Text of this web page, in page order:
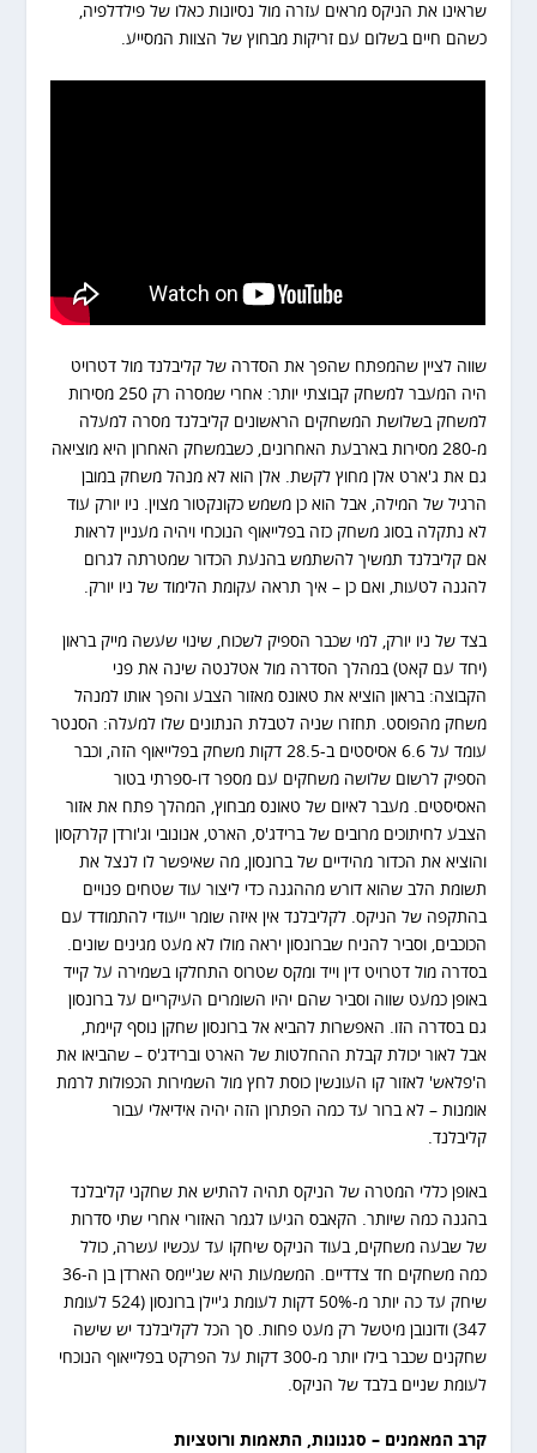
שראינו את הניקס מראים עזרה מול נסיונות כאלו של פילדלפיה,
כשהם חיים בשלום עם זריקות מבחוץ של הצוות המסייע.
שווה לציין שהמפתח שהפך את הסדרה של קליבלנד מול דטרויט
היה המעבר למשחק קבוצתי יותר: אחרי שמסרה רק 250 מסירות
למשחק בשלושת המשחקים הראשונים קליבלנד מסרה למעלה
מ-280 מסירות בארבעת האחרונים, כשבמשחק האחרון היא מוציאה
גם את ג'ארט אלן מחוץ לקשת. אלן הוא לא מנהל משחק במובן
הרגיל של המילה, אבל הוא כן משמש כקונקטור מצוין. ניו יורק עוד
לא נתקלה בסוג משחק כזה בפלייאוף הנוכחי ויהיה מעניין לראות
אם קליבלנד תמשיך להשתמש בהנעת הכדור שמטרתה לגרום
להגנה לטעות, ואם כן – איך תראה עקומת הלימוד של ניו יורק.
בצד של ניו יורק, למי שכבר הספיק לשכוח, שינוי שעשה מייק בראון
(יחד עם קאט) במהלך הסדרה מול אטלנטה שינה את פני
הקבוצה: בראון הוציא את טאונס מאזור הצבע והפך אותו למנהל
משחק מהפוסט. תחזרו שניה לטבלת הנתונים שלו למעלה: הסנטר
עומד על 6.6 אסיסטים ב-28.5 דקות משחק בפלייאוף הזה, וכבר
הספיק לרשום שלושה משחקים עם מספר דו-ספרתי בטור
האסיסטים. מעבר לאיום של טאונס מבחוץ, המהלך פתח את אזור
הצבע לחיתוכים מרובים של ברידג'ס, הארט, אנונובי וג'ורדן קלרקסון
והוציא את הכדור מהידיים של ברונסון, מה שאיפשר לו לנצל את
תשומת הלב שהוא דורש מההגנה כדי ליצור עוד שטחים פנויים
בהתקפה של הניקס. לקליבלנד אין איזה שומר ייעודי להתמודד עם
הכוכבים, וסביר להניח שברונסון יראה מולו לא מעט מגינים שונים.
בסדרה מול דטרויט דין וייד ומקס שטרוס התחלקו בשמירה על קייד
באופן כמעט שווה וסביר שהם יהיו השומרים העיקריים על ברונסון
גם בסדרה הזו. האפשרות להביא אל ברונסון שחקן נוסף קיימת,
אבל לאור יכולת קבלת ההחלטות של הארט וברידג'ס – שהביאו את
ה'פלאש' לאזור קו העונשין כוסת לחץ מול השמירות הכפולות לרמת
אומנות – לא ברור עד כמה הפתרון הזה יהיה אידיאלי עבור
קליבלנד.
באופן כללי המטרה של הניקס תהיה להתיש את שחקני קליבלנד
בהגנה כמה שיותר. הקאבס הגיעו לגמר האזורי אחרי שתי סדרות
של שבעה משחקים, בעוד הניקס שיחקו עד עכשיו עשרה, כולל
כמה משחקים חד צדדיים. המשמעות היא שג'יימס הארדן בן ה-36
שיחק עד כה יותר מ-50% דקות לעומת ג'יילן ברונסון (524 לעומת
347) ודונובן מיטשל רק מעט פחות. סך הכל לקליבלנד יש שישה
שחקנים שכבר בילו יותר מ-300 דקות על הפרקט בפלייאוף הנוכחי
לעומת שניים בלבד של הניקס.
קרב המאמנים – סגנונות, התאמות ורוטציות